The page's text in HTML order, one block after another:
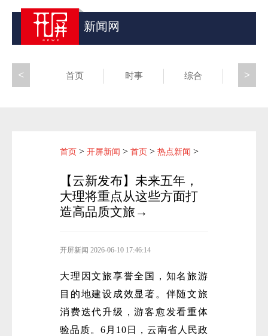
新闻网
首页 时事 综合 昆滇
>
<
首页 > 开屏新闻 > 首页 > 热点新闻 >
【云新发布】未来五年，
大理将重点从这些方面打
造高品质文旅→
开屏新闻 2026-06-10 17:46:14
大理因文旅享誉全国，知名旅游
目的地建设成效显著。伴随文旅
消费迭代升级，游客愈发看重体
验品质。6月10日，云南省人民政